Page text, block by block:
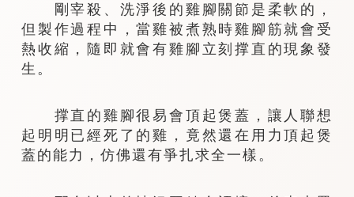
剛宰殺、洗淨後的雞腳關節是柔軟的，
但製作過程中，當雞被煮熟時雞腳筋就會受
熱收縮，隨即就會有雞腳立刻撑直的現象發
生。
撑直的雞腳很易會頂起煲蓋，讓人聯想
起明明已經死了的雞，竟然還在用力頂起煲
蓋的能力，仿佛還有爭扎求全一樣。